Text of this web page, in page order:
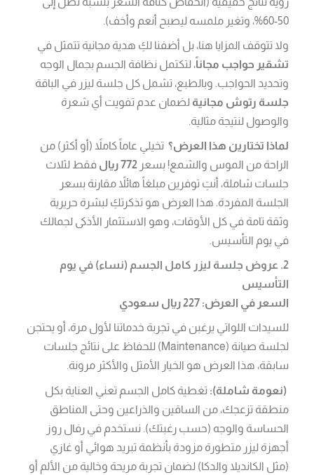
50-60%، وتغير ملمسه ليصبح أنعم وأخف).
ولا تتوقف المزايا هنا، بل أضفنا لكِ هدية مجانية تتمثل في
تشقير حواجب مجاناً، لتكتمل نظافة الجسم بجمال الوجه
وتحديد الحواجب. وبالطبع، تشمل كل جلسة ليزر في الباقة
جلسة رتوش مجانية لضمان عدم تفويت أي شعرة
والوصول لنتيجة مثالية.
لماذا تختارين هذا العرض؟ تخيلي عاماً كاملاً (أو أكثر) من
الراحة من الموس والشمع! بسعر772 ريال
فقط لثلاث
جلسات شاملة، أنتِ توفرين مبلغاً هائلاً مقارنة بسعر
الجلسة المفردة. هذا العرض هو تذكرتكِ لبشرة حريرية
وثقة تامة في كل الأوقات، وهو الاستثمار الأذكى لجمالك
في يوم التأسيس.
2. عروض جلسة ليزر كامل الجسم (نساء) في يوم
التأسيس
السعر في العرض: 227 ريال سعودي
للسيدات اللواتي يرغبن في تجربة خدماتنا لأول مرة، أو يحتجن
لجلسة صيانة (Maintenance) للحفاظ على نتائج جلسات
سابقة، هذا العرض هو الخيار الأمثل والأكثر مرونة.
(نعومة شاملة): تغطية كامل الجسم تعني العناية بكل
منطقة تزعجك، من الساقين والذراعين وحتى المناطق
الحساسة والوجه (حسب رغبتك). نستخدم في رفال روز
أجهزة ليزر متطورة مزودة بأنظمة تبريد هوائي أو غازي
(مثل الكانديلا والدكا) لضمان تجربة مريحة وخالية من الألم أو